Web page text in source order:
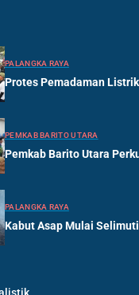
PALANGKA RAYA
Protes Pemadaman
PEMKAB BARITO UTARA
Pemkab Barito Utara
PALANGKA RAYA
Kabut Asap Mulai